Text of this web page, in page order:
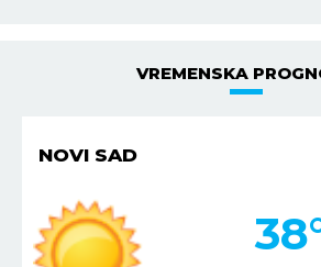
VREMENSKA
NIŠ
36